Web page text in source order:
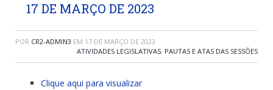
17 DE MARÇO DE 2023
POR CR2-ADMIN3 EM 17 DE MARÇO DE 2023
ATIVIDADES LEGISLATIVAS, PAUTAS E ATAS DAS SESSÕES
Clique aqui para visualizar